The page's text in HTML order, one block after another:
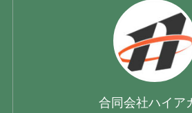
合同会社ハイア